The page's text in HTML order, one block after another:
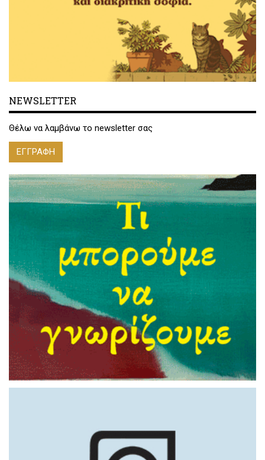
NEWSLETTER
Θέλω να λαμβάνω το newsletter σας
ΕΓΓΡΑΦΗ